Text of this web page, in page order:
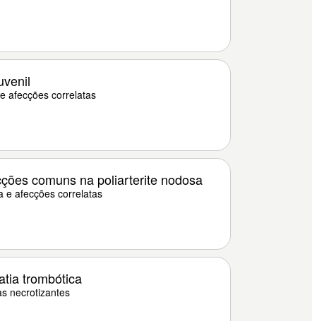
afecções correlatas
comuns na poliarterite nodosa
e afecções correlatas
trombótica
necrotizantes